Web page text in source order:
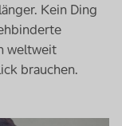
Kein Ding
weltweit
brauchen.